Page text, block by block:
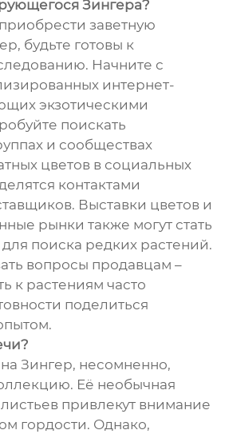
Зингера?
заветную
будьте готовы к
Начните с
интернет-
экзотическими
поискать
и сообществах
цветов в социальных
контактами
Выставки цветов и
рынки также могут стать
поиска редких растений.
вопросы продавцам –
к растениям часто
поделиться
Зингер, несомненно,
Её необычная
привлекут внимание
гордости. Однако,